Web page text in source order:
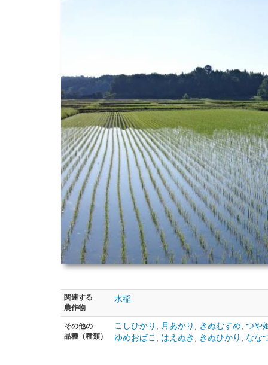
関連する
農作物
水稲
その他の
品種（種類）
こしひかり , 月あかり , きぬむすめ, つや
ゆめおばこ , はえぬき , きぬひかり , なな